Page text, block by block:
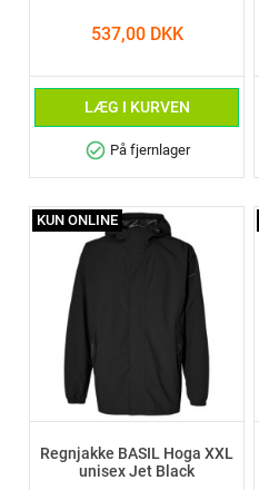
537,00 DKK
LÆG I KURVEN
check_circle På fjernlager
Regnjakke BASIL Hoga XXL
unisex Jet Black
KUN ONLINE